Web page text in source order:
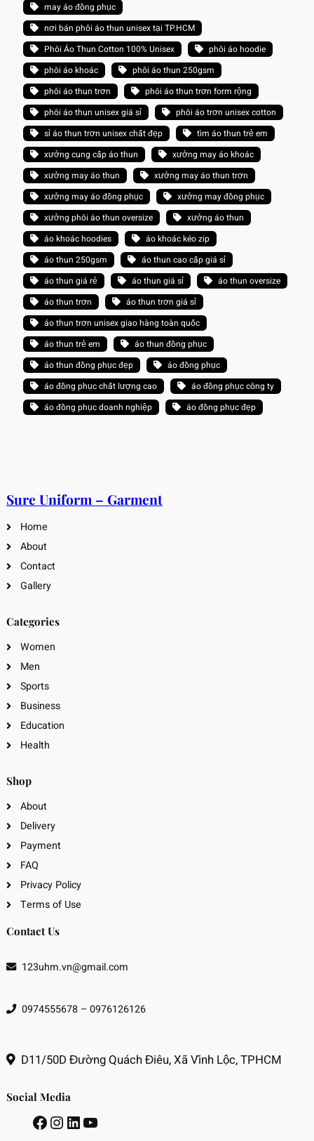
may áo đồng phục
nơi bán phôi áo thun unisex tại TP.HCM
Phôi Áo Thun Cotton 100% Unisex
phôi áo hoodie
phôi áo khoác
phôi áo thun 250gsm
phôi áo thun trơn
phôi áo thun trơn form rộng
phôi áo thun unisex giá sỉ
phôi áo trơn unisex cotton
sỉ áo thun trơn unisex chất đẹp
tìm áo thun trẻ em
xưởng cung cấp áo thun
xưởng may áo khoác
xưởng may áo thun
xưởng may áo thun trơn
xưởng may áo đồng phục
xưởng may đồng phục
xưởng phôi áo thun oversize
xưởng áo thun
áo khoác hoodies
áo khoác kéo zip
áo thun 250gsm
áo thun cao cấp giá sỉ
áo thun giá rẻ
áo thun giá sỉ
áo thun oversize
áo thun trơn
áo thun trơn giá sỉ
áo thun trơn unisex giao hàng toàn quốc
áo thun trẻ em
áo thun đồng phục
áo thun đồng phục đẹp
áo đồng phục
áo đồng phục chất lượng cao
áo đồng phục công ty
áo đồng phục doanh nghiệp
áo đồng phục đẹp
Sure Uniform – Garment
Home
About
Contact
Gallery
Categories
Women
Men
Sports
Business
Education
Health
Shop
About
Delivery
Payment
FAQ
Privacy Policy
Terms of Use
Contact Us
123uhm.vn@gmail.com
0974555678 – 0976126126
D11/50D Đường Quách Điêu, Xã Vĩnh Lộc, TPHCM
Social Media
Facebook Instagram LinkedIn Youtube